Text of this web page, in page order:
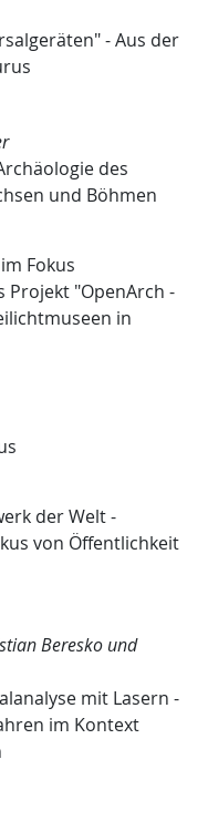
- Aus der
des
und Böhmen
Fokus
Projekt "OpenArch -
in
der Welt -
von Öffentlichkeit
Beresko und
mit Lasern -
im Kontext